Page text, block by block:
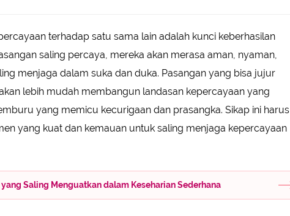
terhadap satu sama lain adalah kunci keberhasilan
saling percaya, mereka akan merasa aman, nyaman,
menjaga dalam suka dan duka. Pasangan yang bisa jujur
lebih mudah membangun landasan kepercayaan yang
yang memicu kecurigaan dan prasangka. Sikap ini harus
yang kuat dan kemauan untuk saling menjaga kepercayaan
yang Saling Menguatkan dalam Keseharian Sederhana